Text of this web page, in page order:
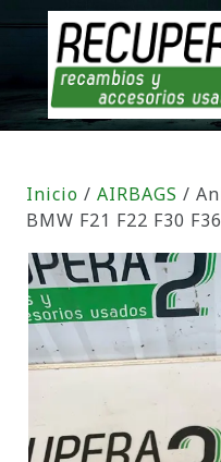
Inicio / AIRBAGS /
BMW F21 F22 F30 F36